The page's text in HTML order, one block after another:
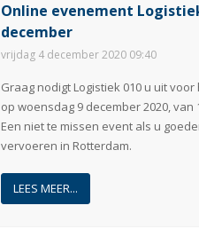
Online evenement
december
vrijdag 4 december 2020 09:40
Graag nodigt Logistiek 010 u uit
op woensdag 9 december 2020, van
Een niet te missen event als u
vervoeren in Rotterdam.
LEES MEER...